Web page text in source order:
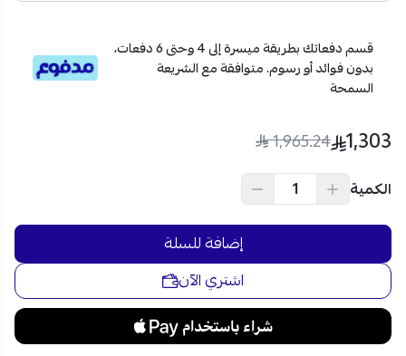
عبر تمارا وتابي، واستمتع بشحن سريع وآمن لكل مدن السعودية
قسم دفعاتك بطريقة ميسرة إلى 4 وحتى 6 دفعات،
بدون فوائد أو رسوم. متوافقة مع الشريعة
السمحة
1,303
1,965.24
الكمية
إضافة للسلة
اشتري الآن